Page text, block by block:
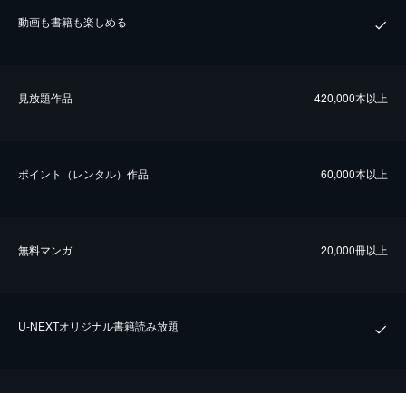
動画も書籍も楽しめる
⾒放題作品 420,000本以上
ポイント（レンタル）作品 60,000本以上
無料マンガ 20,000冊以上
U-NEXTオリジナル書籍読み放題